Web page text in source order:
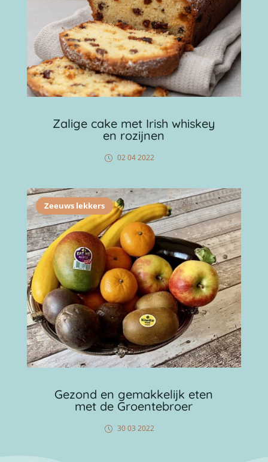
Zalige cake met Irish whiskey
en rozijnen
02 04 2022
Zeeuws lekkers
Gezond en gemakkelijk eten
met de Groentebroer
30 03 2022